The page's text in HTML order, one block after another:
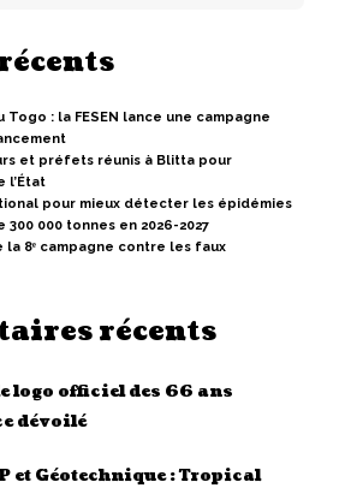
Togo : la FESEN lance une campagne
et préfets réunis à Blitta pour
l’État
pour mieux détecter les épidémies
300 000 tonnes en 2026-2027
la 8ᵉ campagne contre les faux
récents
logo officiel des 66 ans
dévoilé
et Géotechnique : Tropical